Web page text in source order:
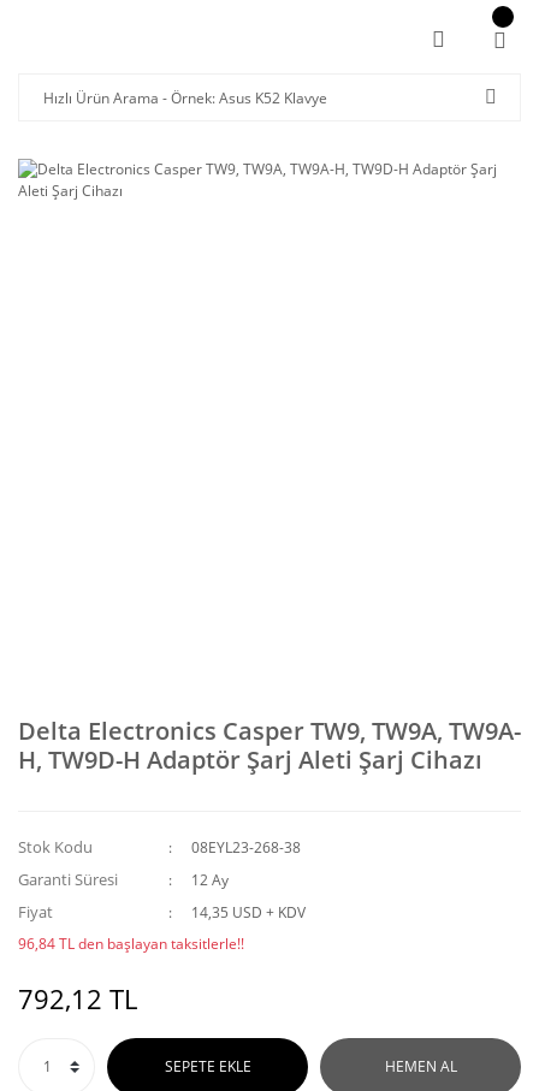
Delta Electronics Casper TW9, TW9A, TW9A-
H, TW9D-H Adaptör Şarj Aleti Şarj Cihazı
Stok Kodu 08EYL23-268-38
Garanti Süresi 12 Ay
Fiyat
14,35 USD + KDV
96,84 TL den başlayan taksitlerle!!
792,12 TL
SEPETE EKLE HEMEN AL